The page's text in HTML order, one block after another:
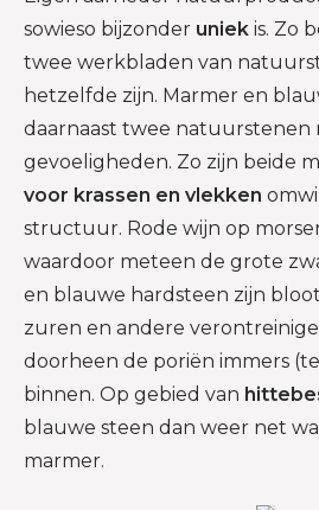
sowieso bijzonder uniek is. Zo
twee werkbladen van
hetzelfde zijn. Marmer en
daarnaast twee natuurstenen
gevoeligheden. Zo zijn beide
voor krassen en vlekken
structuur. Rode wijn op
waardoor meteen de grote
en blauwe hardsteen zijn
zuren en andere
doorheen de poriën immers
binnen. Op gebied van
blauwe steen dan weer net
marmer.